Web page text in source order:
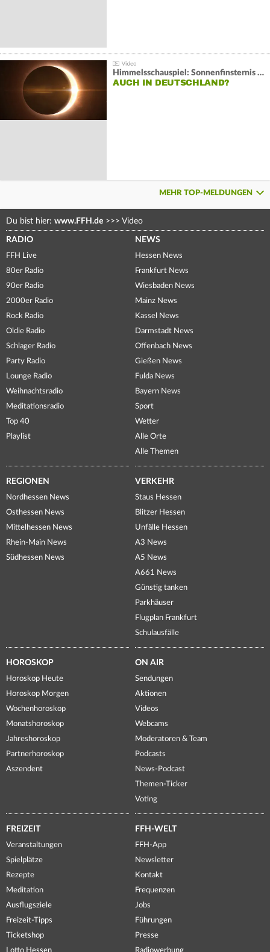
Himmelsschauspiel: Sonnenfinsternis über Spanien
AUCH IN DEUTSCHLAND?
MEHR TOP-MELDUNGEN
Du bist hier: www.FFH.de >>> Video
RADIO
FFH Live
80er Radio
90er Radio
2000er Radio
Rock Radio
Oldie Radio
Schlager Radio
Party Radio
Lounge Radio
Weihnachtsradio
Meditationsradio
Top 40
Playlist
NEWS
Hessen News
Frankfurt News
Wiesbaden News
Mainz News
Kassel News
Darmstadt News
Offenbach News
Gießen News
Fulda News
Bayern News
Sport
Wetter
Alle Orte
Alle Themen
REGIONEN
Nordhessen News
Osthessen News
Mittelhessen News
Rhein-Main News
Südhessen News
VERKEHR
Staus Hessen
Blitzer Hessen
Unfälle Hessen
A3 News
A5 News
A661 News
Günstig tanken
Parkhäuser
Flugplan Frankfurt
Schulausfälle
HOROSKOP
Horoskop Heute
Horoskop Morgen
Wochenhoroskop
Monatshoroskop
Jahreshoroskop
Partnerhoroskop
Aszendent
ON AIR
Sendungen
Aktionen
Videos
Webcams
Moderatoren & Team
Podcasts
News-Podcast
Themen-Ticker
Voting
FREIZEIT
Veranstaltungen
Spielplätze
Rezepte
Meditation
Ausflugsziele
Freizeit-Tipps
Ticketshop
Lotto Hessen
FFH-WELT
FFH-App
Newsletter
Kontakt
Frequenzen
Jobs
Führungen
Presse
Radiowerbung